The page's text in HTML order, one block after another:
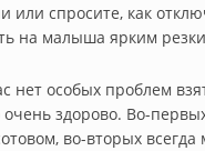
или спросите, как
на малыша ярким
нет особых проблем
здорово. Во-
во-вторых